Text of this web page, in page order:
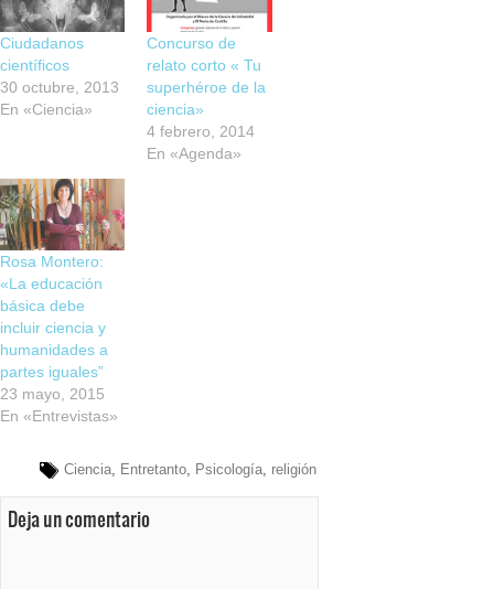
Ciudadanos
científicos
30 octubre, 2013
En «Ciencia»
Concurso de
relato corto « Tu
superhéroe de la
ciencia»
4 febrero, 2014
En «Agenda»
Rosa Montero:
«La educación
básica debe
incluir ciencia y
humanidades a
partes iguales”
23 mayo, 2015
En «Entrevistas»
Ciencia, Entretanto, Psicología, religión
Deja un comentario